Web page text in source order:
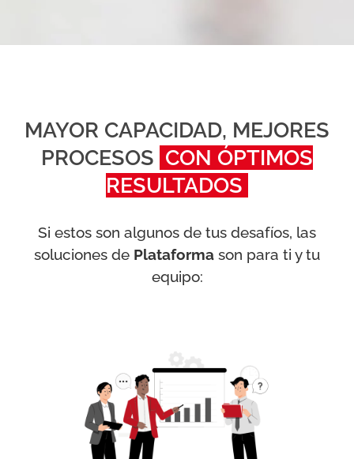
MAYOR CAPACIDAD, MEJORES
PROCESOS CON ÓPTIMOS
RESULTADOS
Si estos son algunos de tus desafíos, las
soluciones de Plataforma son para ti y tu
equipo: